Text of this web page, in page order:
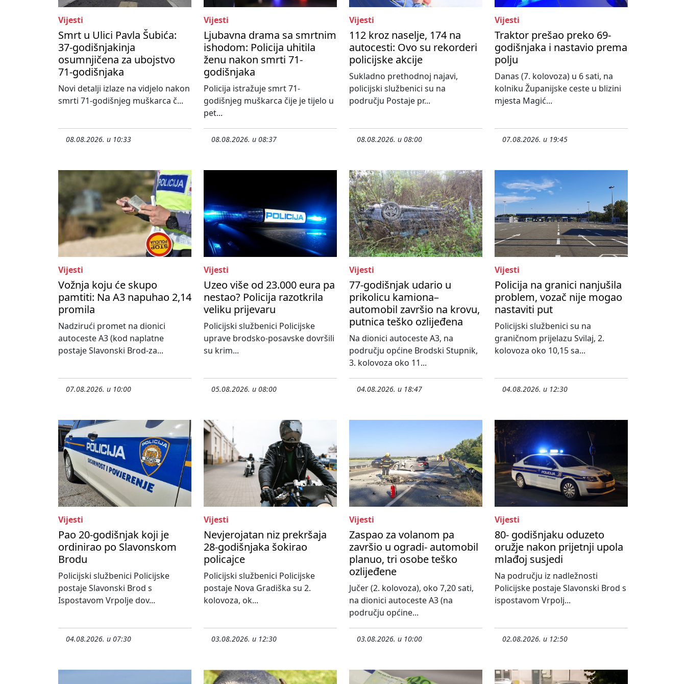
Vijesti
Smrt u Ulici Pavla Šubića:
37-godišnjakinja
osumnjičena za ubojstvo
71-godišnjaka
Novi detalji izlaze na vidjelo nakon
smrti 71-godišnjeg muškarca č...
08.08.2026. u 10:33
Vijesti
Ljubavna drama sa smrtnim
ishodom: Policija uhitila
ženu nakon smrti 71-
godišnjaka
Policija istražuje smrt 71-
godišnjeg muškarca čije je tijelo u
pet...
08.08.2026. u 08:37
Vijesti
112 kroz naselje, 174 na
autocesti: Ovo su rekorderi
policijske akcije
Sukladno prethodnoj najavi,
policijski službenici su na
području Postaje pr...
08.08.2026. u 08:00
Vijesti
Traktor prešao preko 69-
godišnjaka i nastavio prema
polju
Danas (7. kolovoza) u 6 sati, na
kolniku Županijske ceste u blizini
mjesta Magić...
07.08.2026. u 19:45
Vijesti
Vožnja koju će skupo
pamtiti: Na A3 napuhao 2,14
promila
Nadzirući promet na dionici
autoceste A3 (kod naplatne
postaje Slavonski Brod-za...
07.08.2026. u 10:00
Vijesti
Uzeo više od 23.000 eura pa
nestao? Policija razotkrila
veliku prijevaru
Policijski službenici Policijske
uprave brodsko-posavske dovršili
su krim...
05.08.2026. u 08:00
Vijesti
77-godišnjak udario u
prikolicu kamiona–
automobil završio na krovu,
putnica teško ozlijeđena
Na dionici autoceste A3, na
području općine Brodski Stupnik,
3. kolovoza oko 11...
04.08.2026. u 18:47
Vijesti
Policija na granici nanjušila
problem, vozač nije mogao
nastaviti put
Policijski službenici su na
graničnom prijelazu Svilaj, 2.
kolovoza oko 10,15 sa...
04.08.2026. u 12:30
Vijesti
Pao 20-godišnjak koji je
ordinirao po Slavonskom
Brodu
Policijski službenici Policijske
postaje Slavonski Brod s
Ispostavom Vrpolje dov...
04.08.2026. u 07:30
Vijesti
Nevjerojatan niz prekršaja
28-godišnjaka šokirao
policajce
Policijski službenici Policijske
postaje Nova Gradiška su 2.
kolovoza, ok...
03.08.2026. u 12:30
Vijesti
Zaspao za volanom pa
završio u ogradi- automobil
planuo, tri osobe teško
ozlijeđene
Jučer (2. kolovoza), oko 7,20 sati,
na dionici autoceste A3 (na
području općine...
03.08.2026. u 10:00
Vijesti
80- godišnjaku oduzeto
oružje nakon prijetnji upola
mlađoj susjedi
Na području iz nadležnosti
Policijske postaje Slavonski Brod s
ispostavom Vrpolj...
02.08.2026. u 12:50